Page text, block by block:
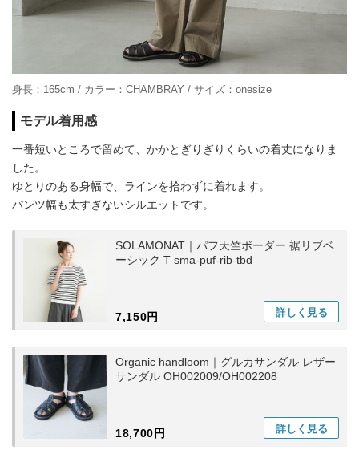
身長：165cm / カラー：CHAMBRAY / サイズ：onesize
モデル着用感
一番短いところで留めて、かかとぎりぎりくらいの着丈になりま
した。
ゆとりのある身幅で、ラインを拾わずに着れます。
パンツ幅も太すぎないシルエットです。
SOLAMONAT｜パフ天竺ボーダー 裾リブベ
ーシック T sma-puf-rib-tbd
7,150円 詳しく 見る
Organic handloom｜グルカサンダル レザー
サンダル OH002009/OH002208
18,700円 詳しく 見る